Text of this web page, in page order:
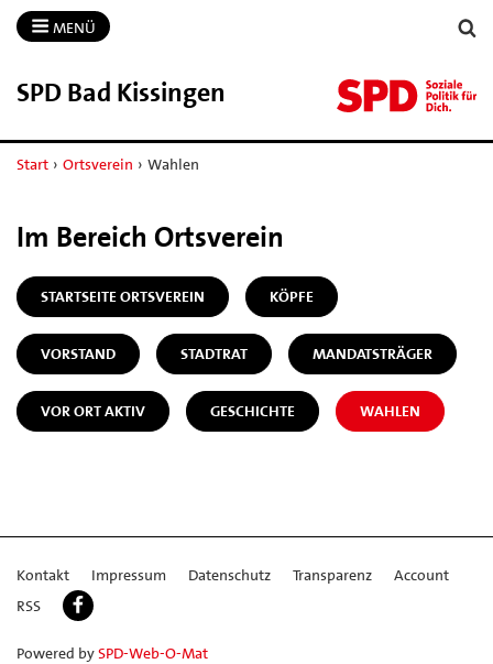
MENÜ
SPD Bad Kissingen
Start › Ortsverein › Wahlen
Im Bereich Ortsverein
STARTSEITE ORTSVEREIN KÖPFE
VORSTAND STADTRAT MANDATSTRÄGER
VOR ORT AKTIV GESCHICHTE WAHLEN
Kontakt Impressum Datenschutz Transparenz
Account
RSS
Powered bySPD-Web-O-Mat